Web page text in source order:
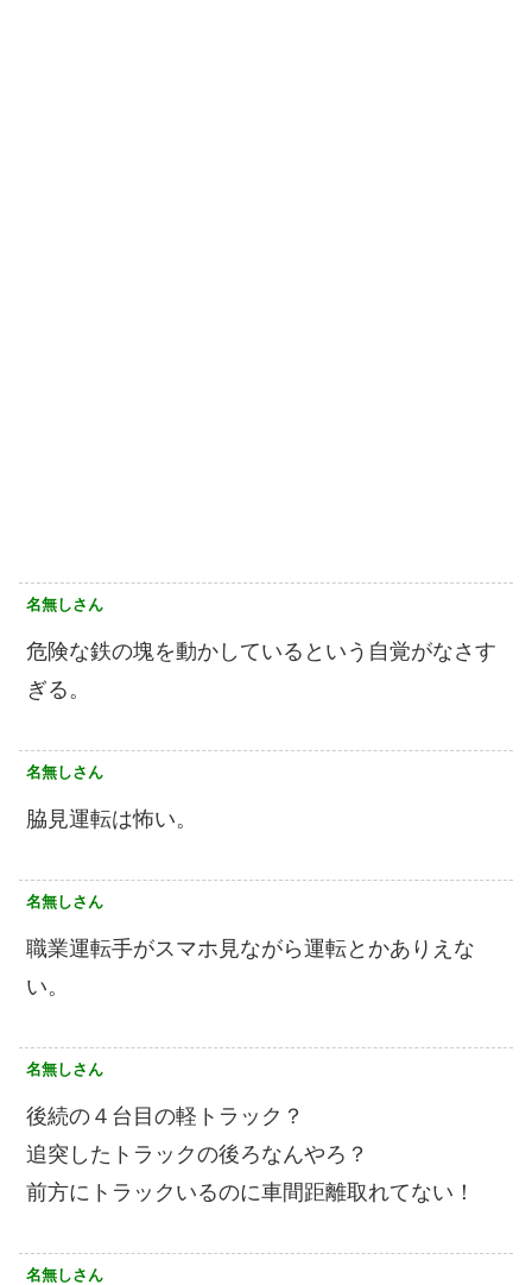
名無しさん
危険な鉄の塊を動かしているという自覚がなさす
ぎる。
名無しさん
脇見運転は怖い。
名無しさん
職業運転手がスマホ見ながら運転とかありえな
い。
名無しさん
後続の４台目の軽トラック？
追突したトラックの後ろなんやろ？
前方にトラックいるのに車間距離取れてない！
名無しさん